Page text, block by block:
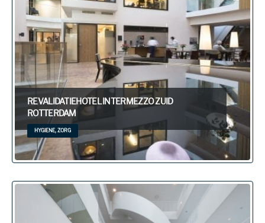
REVALIDATIEHOTEL INTERMEZZO ZUID
ROTTERDAM
HYGIENE, ZORG